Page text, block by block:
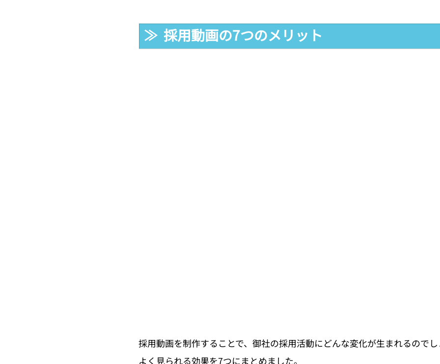
≫  採用動画の7つのメリット
採用動画を制作することで、御社の採用活動にどんな変化が生まれるので
よく見られる効果を7つにまとめました。